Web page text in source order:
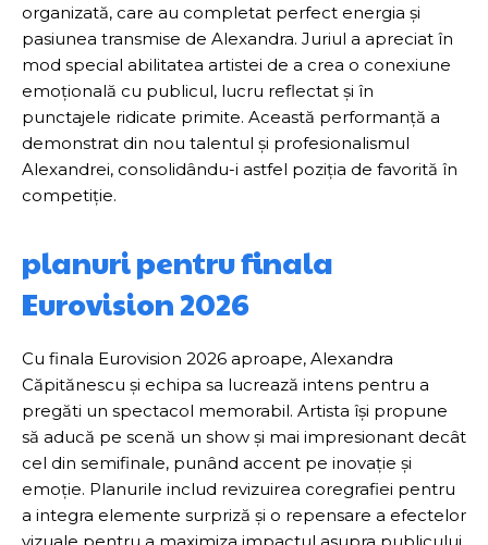
organizată, care au completat perfect energia și
pasiunea transmise de Alexandra. Juriul a apreciat în
mod special abilitatea artistei de a crea o conexiune
emoțională cu publicul, lucru reflectat și în
punctajele ridicate primite. Această performanță a
demonstrat din nou talentul și profesionalismul
Alexandrei, consolidându-i astfel poziția de favorită în
competiție.
planuri pentru finala
Eurovision 2026
Cu finala Eurovision 2026 aproape, Alexandra
Căpitănescu și echipa sa lucrează intens pentru a
pregăti un spectacol memorabil. Artista își propune
să aducă pe scenă un show și mai impresionant decât
cel din semifinale, punând accent pe inovație și
emoție. Planurile includ revizuirea coregrafiei pentru
a integra elemente surpriză și o repensare a efectelor